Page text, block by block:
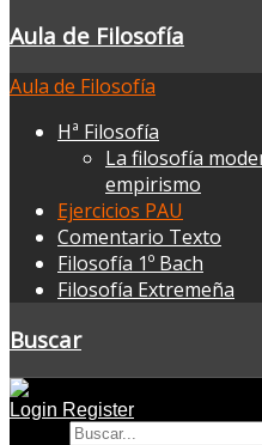
Aula de Filosofía
Aula de Filosofía
Hª Filosofía
La filosofía
empirismo
Ejercicios PAU
Comentario Texto
Filosofía 1º Bach
Filosofía Extremeña
Buscar
Login Register